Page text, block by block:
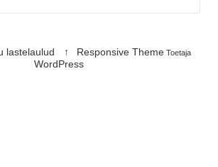
lastelaulud ↑ Responsive ThemeToetaja
WordPress